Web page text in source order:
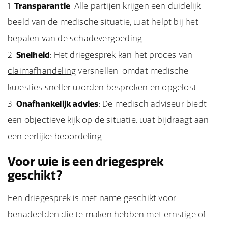
Transparantie: Alle partijen krijgen een duidelijk
beeld van de medische situatie, wat helpt bij het
bepalen van de schadevergoeding.
Snelheid: Het driegesprek kan het proces van
claimafhandeling versnellen, omdat medische
kwesties sneller worden besproken en opgelost.
Onafhankelijk advies: De medisch adviseur biedt
een objectieve kijk op de situatie, wat bijdraagt aan
een eerlijke beoordeling.
Voor wie is een driegesprek
geschikt?
Een driegesprek is met name geschikt voor
benadeelden die te maken hebben met ernstige of